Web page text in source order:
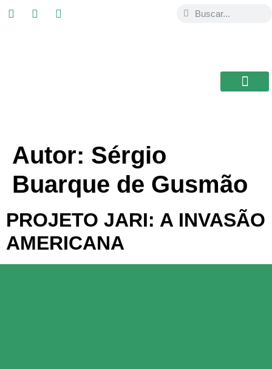
Autor: Sérgio
Buarque de Gusmão
PROJETO JARI: A INVASÃO
AMERICANA